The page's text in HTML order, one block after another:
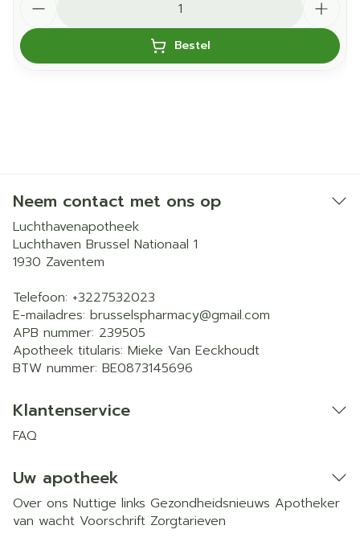
Bestel
Neem contact met ons op
Luchthavenapotheek
Luchthaven Brussel Nationaal 1
1930 Zaventem
Telefoon: +3227532023
E-mailadres: brusselspharmacy@gmail.com
APB nummer: 239505
Apotheek titularis: Mieke Van Eeckhoudt
BTW nummer: BE0873145696
Klantenservice
FAQ
Uw apotheek
Over ons Nuttige links Gezondheidsnieuws Apotheker
van wacht Voorschrift Zorgtarieven